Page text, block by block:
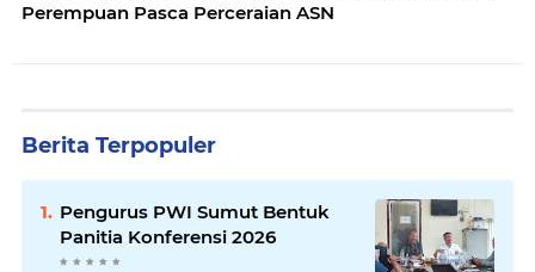
Perempuan Pasca Perceraian ASN
Berita Terpopuler
Pengurus PWI Sumut Bentuk
Panitia Konferensi 2026